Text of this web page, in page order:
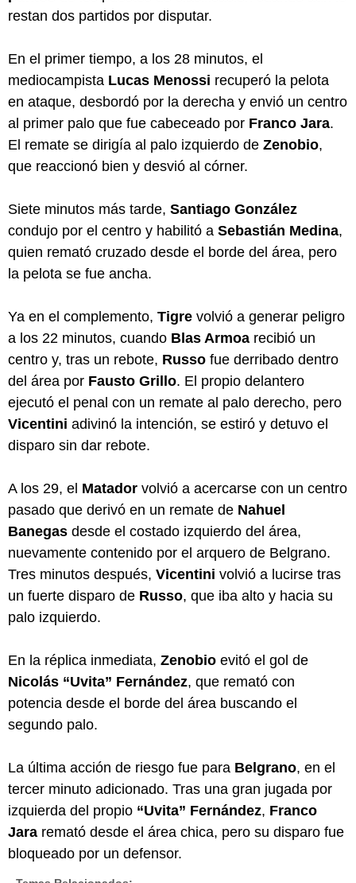
restan dos partidos por disputar.
En el primer tiempo, a los 28 minutos, el
mediocampista Lucas Menossi recuperó la pelota
en ataque, desbordó por la derecha y envió un centro
al primer palo que fue cabeceado por Franco Jara.
El remate se dirigía al palo izquierdo de Zenobio,
que reaccionó bien y desvió al córner.
Siete minutos más tarde, Santiago González
condujo por el centro y habilitó a Sebastián Medina,
quien remató cruzado desde el borde del área, pero
la pelota se fue ancha.
Ya en el complemento, Tigre volvió a generar peligro
a los 22 minutos, cuando Blas Armoa recibió un
centro y, tras un rebote, Russo fue derribado dentro
del área por Fausto Grillo. El propio delantero
ejecutó el penal con un remate al palo derecho, pero
Vicentini adivinó la intención, se estiró y detuvo el
disparo sin dar rebote.
A los 29, el Matador volvió a acercarse con un centro
pasado que derivó en un remate de Nahuel
Banegas desde el costado izquierdo del área,
nuevamente contenido por el arquero de Belgrano.
Tres minutos después, Vicentini volvió a lucirse tras
un fuerte disparo de Russo, que iba alto y hacia su
palo izquierdo.
En la réplica inmediata, Zenobio evitó el gol de
Nicolás “Uvita” Fernández, que remató con
potencia desde el borde del área buscando el
segundo palo.
La última acción de riesgo fue para Belgrano, en el
tercer minuto adicionado. Tras una gran jugada por
izquierda del propio “Uvita” Fernández, Franco
Jara remató desde el área chica, pero su disparo fue
bloqueado por un defensor.